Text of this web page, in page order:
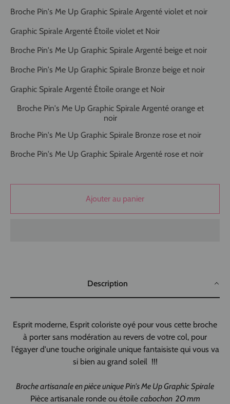
Broche Pin's Me Up Graphic Spirale Argenté violet et noir
Graphic Spirale Argenté Étoile violet et Noir
Broche Pin's Me Up Graphic Spirale Argenté beige et noir
Broche Pin's Me Up Graphic Spirale Bronze beige et noir
Graphic Spirale Argenté Étoile orange et Noir
Broche Pin's Me Up Graphic Spirale Argenté orange et
noir
Broche Pin's Me Up Graphic Spirale Bronze rose et noir
Broche Pin's Me Up Graphic Spirale Argenté rose et noir
Ajouter au panier
Description
Esprit moderne, Esprit coloriste oyé pour vous cette broche
à porter sans modération au revers de votre col, pour
l'égayer d'une touche originale unique fantaisiste qui vous va
si bien au grand soleil !!!
Broche artisanale en pièce uniquePin's Me Up Graphic Spirale
Pièce artisanale ronde ou étoile cabochon 2O mm